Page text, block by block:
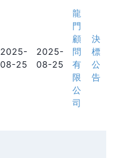
2025-
08-25
2025-
08-25
龍
門
顧
問
有
限
公
司
決
標
公
告